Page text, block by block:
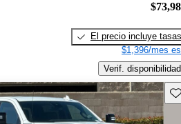
El precio incluye tasas
$1,396/mes
Verif. disponibilidad